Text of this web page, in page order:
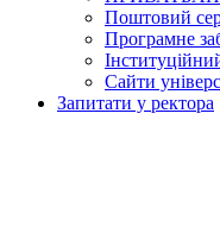
Поштовий
Програмне
Сайти
Запитати у ректора